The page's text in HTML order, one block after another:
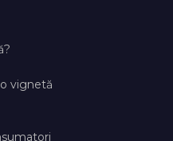
vignetă